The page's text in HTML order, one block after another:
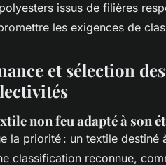
issus de filières
les exigences de
et sélection
non feu adapté à son
la priorité : un textile destiné
classification reconnue,